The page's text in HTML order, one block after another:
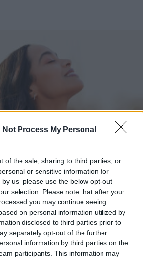
Not Process My Personal
of the sale, sharing to third parties, or
or sensitive information for
us, please use the below opt-out
selection. Please note that after your
you may continue seeing
on personal information utilized by
disclosed to third parties prior to
separately opt-out of the further
information by third parties on the
participants. This information may